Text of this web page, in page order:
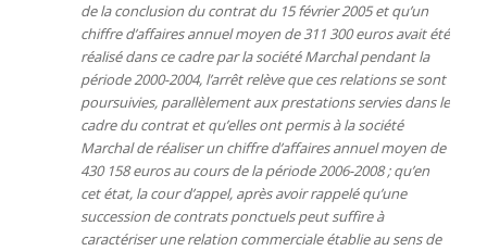
de la conclusion du contrat du 15 février 2005 et qu’un
chiffre d’affaires annuel moyen de 311 300 euros avait été
réalisé dans ce cadre par la société Marchal pendant la
période 2000-2004, l’arrêt relève que ces relations se sont
poursuivies, parallèlement aux prestations servies dans le
cadre du contrat et qu’elles ont permis à la société
Marchal de réaliser un chiffre d’affaires annuel moyen de
430 158 euros au cours de la période 2006-2008 ; qu’en
cet état, la cour d’appel, après avoir rappelé qu’une
succession de contrats ponctuels peut suffire à
caractériser une relation commerciale établie au sens de